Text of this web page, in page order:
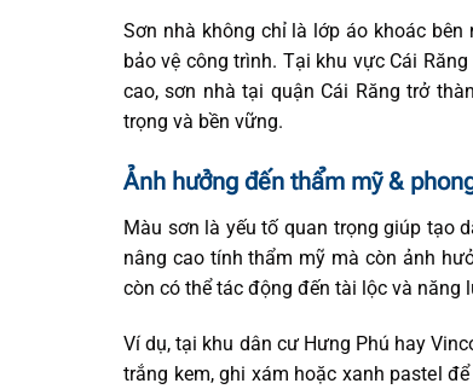
Sơn nhà không chỉ là lớp áo khoác
bảo vệ công trình. Tại khu vực Cái
cao, sơn nhà tại quận Cái Răng trở
trọng và bền vững.
Ảnh hưởng đến thẩm mỹ &
Màu sơn là yếu tố quan trọng giúp tạo
nâng cao tính thẩm mỹ mà còn ảnh
còn có thể tác động đến tài lộc và năng
Ví dụ, tại khu dân cư Hưng Phú hay
trắng kem, ghi xám hoặc xanh pastel